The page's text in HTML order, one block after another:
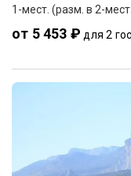
1-мест. (разм. в 2-
от 5 453 ₽ для 2